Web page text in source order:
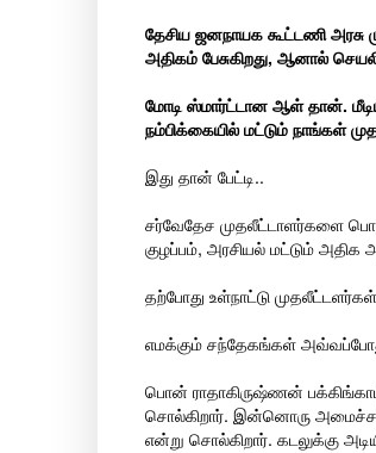
தேசிய ஜனநாயக கூட்டணி அரசு
அதிகம் பேசுகிறது, ஆனால்
மோடி ஸ்மார்ட்டான ஆள் தான்.
நம்பிக்கையில் மட்டும் நாங்கள்
இது தான் பேட்டி..
சர்வேதேச முதலீட்டாளர்களை
குழப்பம், அரசியல் மட்டும் அதிக
தற்போது உள்நாட்டு
எமக்கும் சந்தேகங்கள்
பொன் ராதாகிருஷ்ணன்
சொல்கிறார். இன்னொரு அமைச்சர்
என்று சொல்கிறார். கடலுக்கு